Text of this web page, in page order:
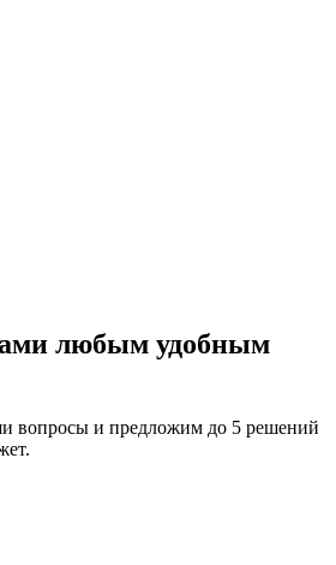
любым удобным
вопросы и предложим до 5 решений